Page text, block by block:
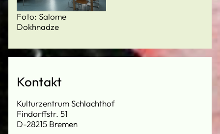
Foto: Salome
Dokhnadze
Kontakt
Kulturzentrum Schlachthof
Findorffstr. 51
D-28215 Bremen